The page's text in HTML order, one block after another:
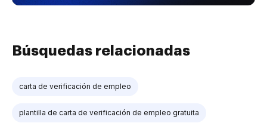
Búsquedas relacionadas
carta de verificación de empleo
plantilla de carta de verificación de empleo gratuita